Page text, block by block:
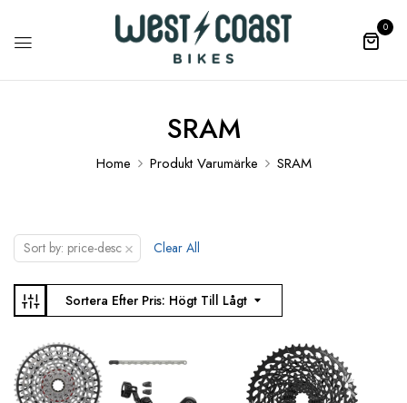
0
SRAM
Home Produkt Varumärke SRAM
Sort by: price-desc × Clear All
Sortera Efter Pris: Högt Till Lågt